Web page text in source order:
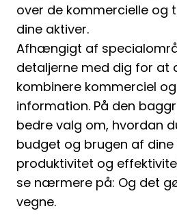
over de kommercielle og
dine aktiver.
Afhængigt af
detaljerne med dig for at
kombinere kommerciel
information. På den
bedre valg om, hvordan
budget og brugen af dine
produktivitet og
se nærmere på: Og det
vegne.